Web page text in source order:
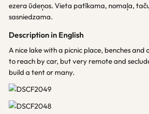
ezera ūdeņos. Vieta patīkama, nomaļa,
sasniedzama.
Description in English
A nice lake with a picnic place, benches and
to reach by car, but very remote and
build a tent or many.